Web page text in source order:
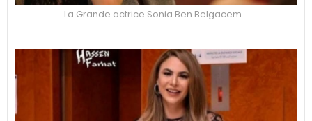
La Grande actrice Sonia Ben Belgacem